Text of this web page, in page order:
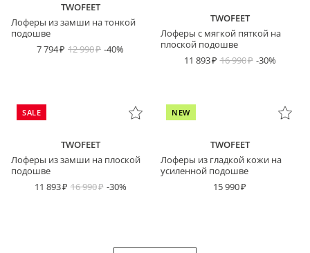
TWOFEET
Лоферы из замши на тонкой
подошве
7 794
12 990 -40%
TWOFEET
Лоферы с мягкой пяткой на
плоской подошве
11 893
16 990 -30%
SALE
TWOFEET
Лоферы из замши на плоской
подошве
11 893
16 990 -30%
NEW
TWOFEET
Лоферы из гладкой кожи на
усиленной подошве
15 990